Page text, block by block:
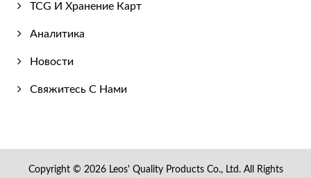
TCG И Хранение Карт
Аналитика
Новости
Свяжитесь С Нами
Copyright © 2026 Leos' Quality Products Co., Ltd.All Rights